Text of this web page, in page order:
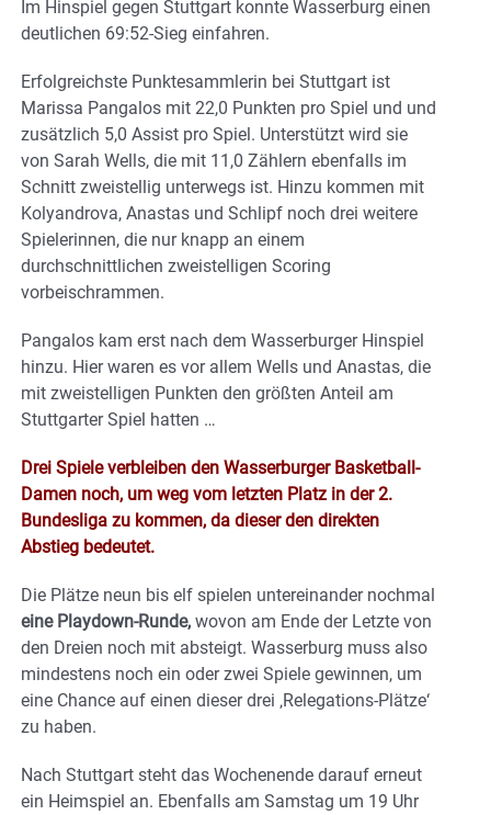
Im Hinspiel gegen Stuttgart konnte Wasserburg einen
deutlichen 69:52-Sieg einfahren.
Erfolgreichste Punktesammlerin bei Stuttgart ist
Marissa Pangalos mit 22,0 Punkten pro Spiel und und
zusätzlich 5,0 Assist pro Spiel. Unterstützt wird sie
von Sarah Wells, die mit 11,0 Zählern ebenfalls im
Schnitt zweistellig unterwegs ist. Hinzu kommen mit
Kolyandrova, Anastas und Schlipf noch drei weitere
Spielerinnen, die nur knapp an einem
durchschnittlichen zweistelligen Scoring
vorbeischrammen.
Pangalos kam erst nach dem Wasserburger Hinspiel
hinzu. Hier waren es vor allem Wells und Anastas, die
mit zweistelligen Punkten den größten Anteil am
Stuttgarter Spiel hatten …
Drei Spiele verbleiben den Wasserburger Basketball-
Damen noch, um weg vom letzten Platz in der 2.
Bundesliga zu kommen, da dieser den direkten
Abstieg bedeutet.
Die Plätze neun bis elf spielen untereinander nochmal
eine Playdown-Runde, wovon am Ende der Letzte von
den Dreien noch mit absteigt. Wasserburg muss also
mindestens noch ein oder zwei Spiele gewinnen, um
eine Chance auf einen dieser drei ‚Relegations-Plätze‘
zu haben.
Nach Stuttgart steht das Wochenende darauf erneut
ein Heimspiel an. Ebenfalls am Samstag um 19 Uhr